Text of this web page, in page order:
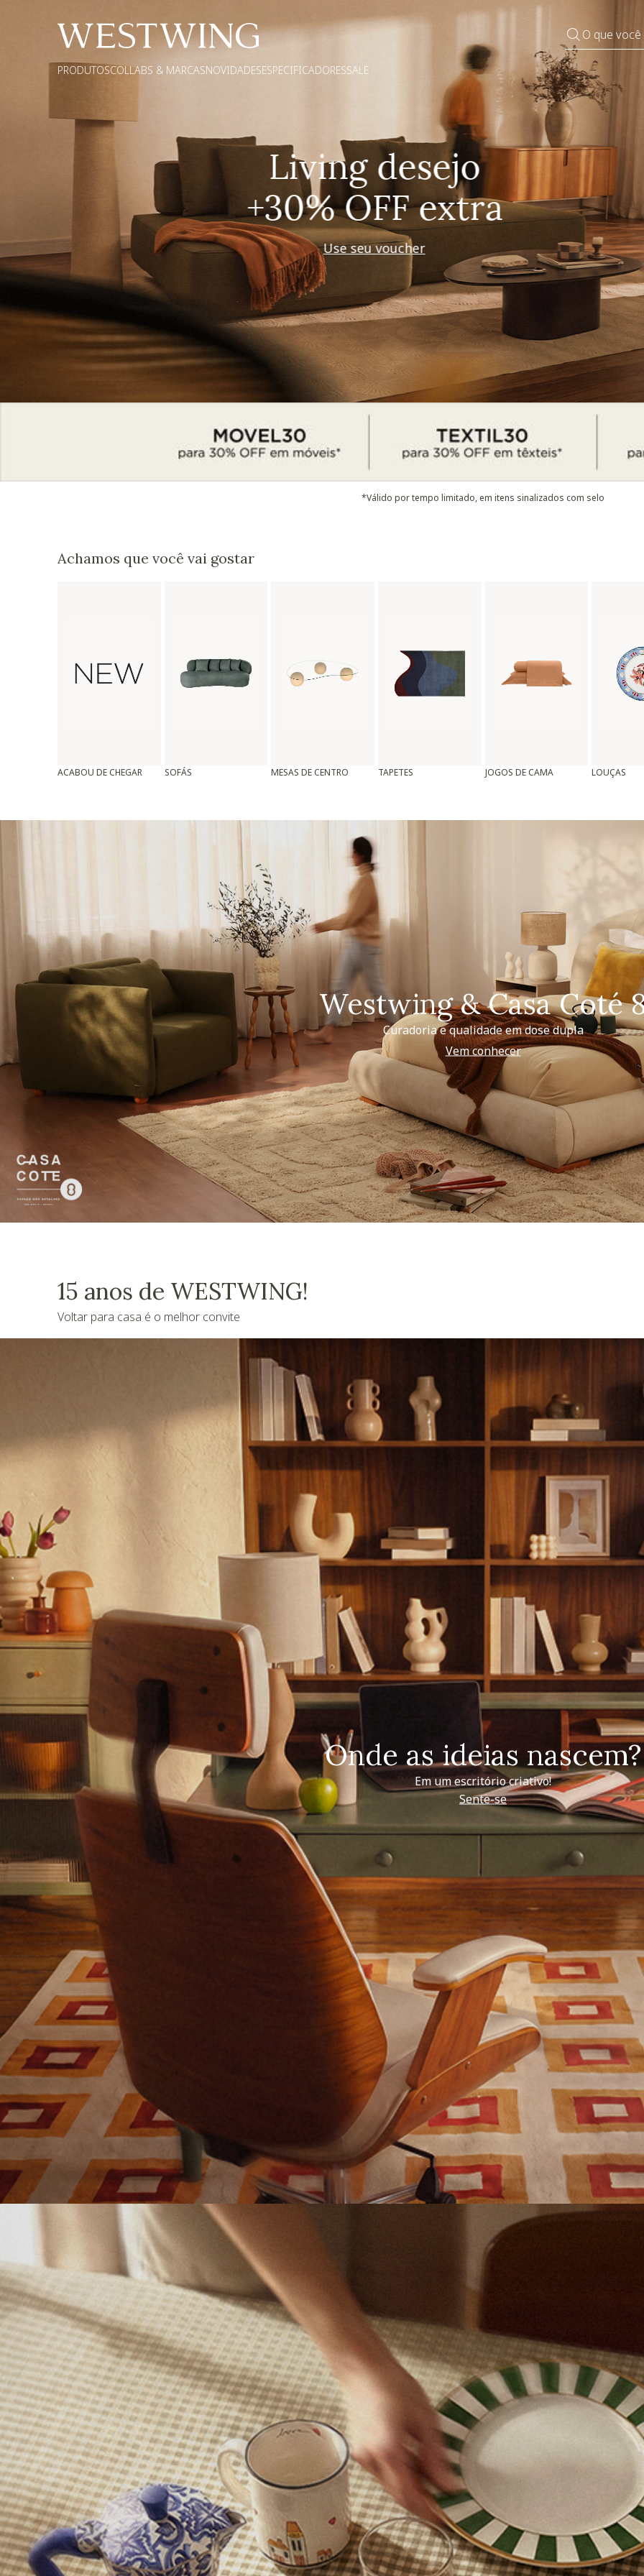
O que
PRODUTOSCOLLABS & MARCASNOVIDADESESPECIFICADORESSALE
Pequenos rituais
Grandes mudanças
*Válido por tempo limitado, em itens sinalizados com selo
Achamos que você vai gostar
ACABOU DE CHEGAR SOFÁS MESAS DE CENTRO TAPETES JOGOS DE CAMA LOUÇAS
Westwing & Casa Coté
Curadoria e qualidade em dose dupla
Vem conhecer
15 anos de WESTWING!
Voltar para casa é o melhor convite
Onde as ideias nascem?
Em um escritório criativo!
Sente-se